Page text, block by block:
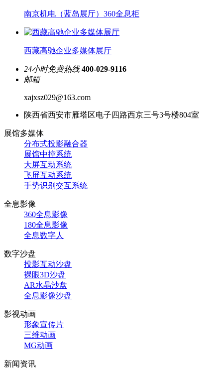
南京机电（蓝岛展厅）360全息柜
西藏高驰企业多媒体展厅
24小时免费热线 400-029-9116
邮箱
xajxsz029@163.com
陕西省西安市雁塔区电子四路西京三号3号楼804室
展馆多媒体
分布式投影融合器
展馆中控系统
大屏互动系统
飞屏互动系统
手势识别交互系统
全息影像
360全息影像
180全息影像
全息数字人
数字沙盘
投影互动沙盘
裸眼3D沙盘
AR水晶沙盘
全息影像沙盘
影视动画
形象宣传片
三维动画
MG动画
新闻资讯